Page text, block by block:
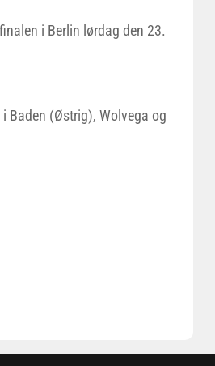
i Berlin lørdag den 23.
Baden (Østrig), Wolvega og